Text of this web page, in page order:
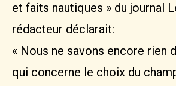
et faits nautiques » du journal
rédacteur déclarait:
« Nous ne savons encore rien
qui concerne le choix du